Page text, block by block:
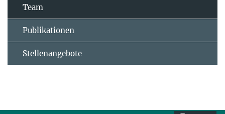
Team
Publikationen
Stellenangebote